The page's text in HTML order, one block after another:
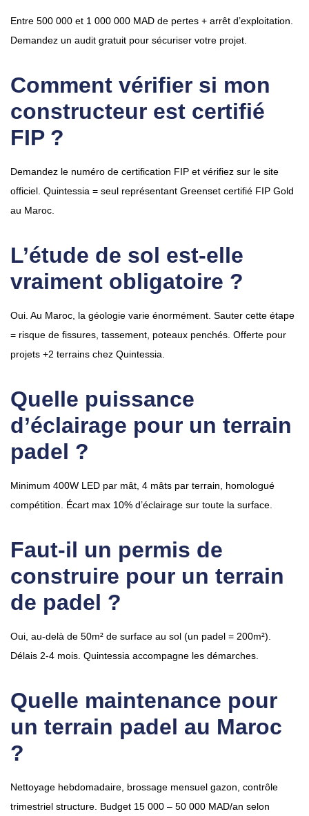
Entre 500 000 et 1 000 000 MAD de pertes + arrêt d’exploitation.
Demandez un audit gratuit pour sécuriser votre projet.
Comment vérifier si mon
constructeur est certifié
FIP ?
Demandez le numéro de certification FIP et vérifiez sur le site
officiel. Quintessia = seul représentant Greenset certifié FIP Gold
au Maroc.
L’étude de sol est-elle
vraiment obligatoire ?
Oui. Au Maroc, la géologie varie énormément. Sauter cette étape
= risque de fissures, tassement, poteaux penchés. Offerte pour
projets +2 terrains chez Quintessia.
Quelle puissance
d’éclairage pour un terrain
padel ?
Minimum 400W LED par mât, 4 mâts par terrain, homologué
compétition. Écart max 10% d’éclairage sur toute la surface.
Faut-il un permis de
construire pour un terrain
de padel ?
Oui, au-delà de 50m² de surface au sol (un padel = 200m²).
Délais 2-4 mois. Quintessia accompagne les démarches.
Quelle maintenance pour
un terrain padel au Maroc
?
Nettoyage hebdomadaire, brossage mensuel gazon, contrôle
trimestriel structure. Budget 15 000 – 50 000 MAD/an selon